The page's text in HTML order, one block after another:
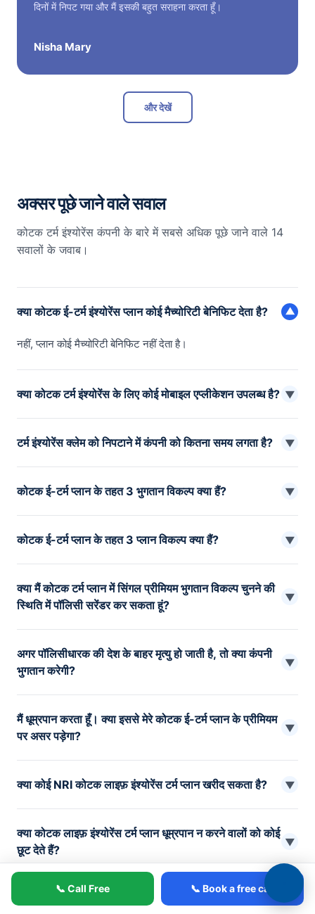
दिनों में निपट गया और मैं इसकी बहुत सराहना करता हूँ।
Nisha Mary
और देखें
अक्सर पूछे जाने वाले सवाल
कोटक टर्म इंश्योरेंस कंपनी के बारे में सबसे अधिक पूछे जाने वाले 14
सवालों के जवाब।
क्या कोटक ई-टर्म इंश्योरेंस प्लान कोई मैच्योरिटी बेनिफिट देता है? ▼
नहीं, प्लान कोई मैच्योरिटी बेनिफिट नहीं देता है।
क्या कोटक टर्म इंश्योरेंस के लिए कोई मोबाइल एप्लीकेशन उपलब्ध है? ▼
इंश्योरेंस प्लान खरीद सकते हैं।
टर्म इंश्योरेंस क्लेम को निपटाने में कंपनी को कितना समय लगता है? ▼
तारीख से औसतन 7-15 दिन लेता है।
कोटक ई-टर्म प्लान के तहत 3 भुगतान विकल्प क्या हैं? ▼
कोटक ई-टर्म प्लान के तहत 3 प्लान विकल्प क्या हैं? ▼
क्या मैं कोटक टर्म प्लान में सिंगल प्रीमियम भुगतान विकल्प चुनने की
स्थिति में पॉलिसी सरेंडर कर सकता हूं?
▼
नियमित प्रीमियम पॉलिसियों पर लागू नहीं होता है।
अगर पॉलिसीधारक की देश के बाहर मृत्यु हो जाती है, तो क्या कंपनी
भुगतान करेगी?
▼
भुगतान करता है।
मैं धूम्रपान करता हूँ। क्या इससे मेरे कोटक ई-टर्म प्लान के प्रीमियम
पर असर पड़ेगा?
▼
क्योंकि धूम्रपान से मृत्यु और अन्य जानलेवा बीमारियों का जोखिम बढ़ जाता है।
क्या कोई NRI कोटक लाइफ़ इंश्योरेंस टर्म प्लान खरीद सकता है? ▼
खरीद सकते हैं।
क्या कोटक लाइफ़ इंश्योरेंस टर्म प्लान धूम्रपान न करने वालों को कोई
छूट देते हैं?
▼
हां, कोटक लाइफ़ के सभी टर्म प्लान धूम्रपान न करने वालों और महिलाओं के
क्या कोटक टर्म प्लान के तहत कोई कर लाभ उपलब्ध है? ▼
📞 Call Free 📞 Book a free call